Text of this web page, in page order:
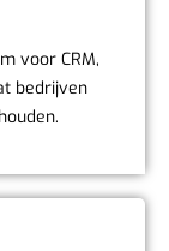
voor CRM,
bedrijven